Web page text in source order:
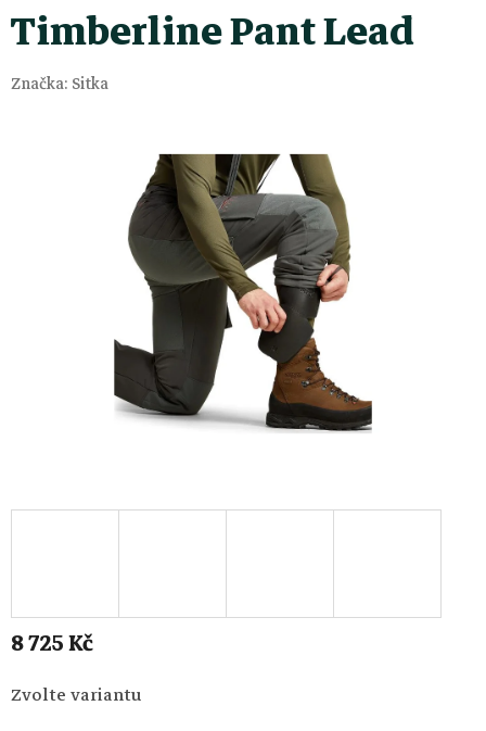
Timberline Pant Lead
Značka: Sitka
8 725 Kč
Měrná
cena:
Zvolte variantu